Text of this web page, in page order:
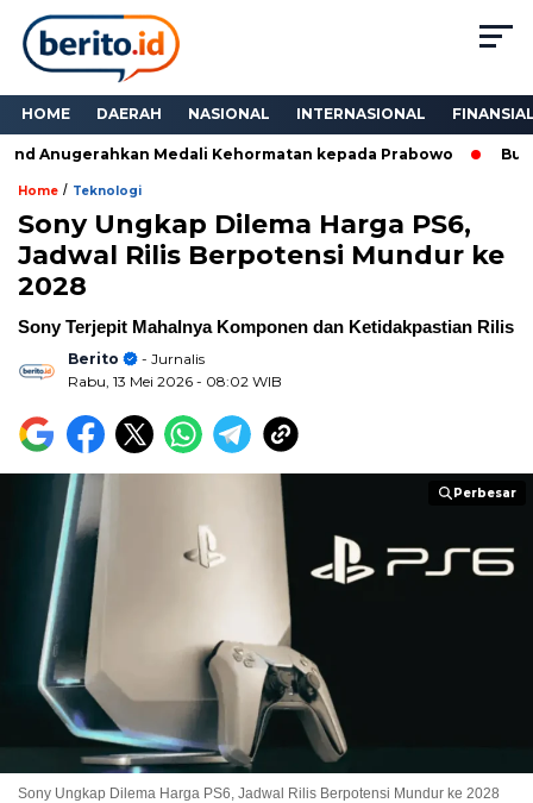
HOME DAERAH NASIONAL INTERNASIONAL
Anugerahkan Medali Kehormatan kepada Prabowo Bukan
Home / Teknologi
Sony Ungkap Dilema Harga PS6,
Jadwal Rilis Berpotensi Mundur ke
2028
Sony Terjepit Mahalnya Komponen dan Ketidakpastian Rilis
Berito
- Jurnalis
Rabu, 13 Mei 2026 - 08:02 WIB
Perbesar
Perbesar
Sony Ungkap Dilema Harga PS6, Jadwal Rilis Berpotensi Mundur ke 2028